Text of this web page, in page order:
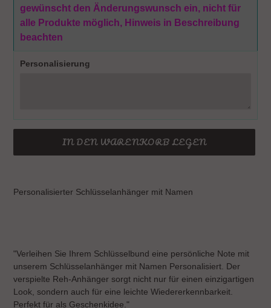
gewünscht den Änderungswunsch ein, nicht für
alle Produkte möglich, Hinweis in Beschreibung
beachten
Personalisierung
IN DEN WARENKORB LEGEN
Personalisierter Schlüsselanhänger mit Namen
"Verleihen Sie Ihrem Schlüsselbund eine persönliche Note mit
unserem Schlüsselanhänger mit Namen Personalisiert. Der
verspielte Reh-Anhänger sorgt nicht nur für einen einzigartigen
Look, sondern auch für eine leichte Wiedererkennbarkeit.
Perfekt für als Geschenkidee."